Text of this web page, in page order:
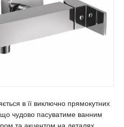
в її виключно прямокутних
чудово пасуватиме ванним